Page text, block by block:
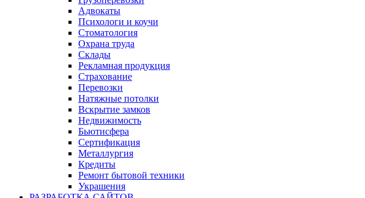
Адвокаты
Психологи и коучи
Стоматология
Охрана труда
Склады
Рекламная продукция
Страхование
Перевозки
Натяжные потолки
Вскрытие замков
Недвижимость
Бьютисфера
Сертификация
Металлургия
Кредиты
Ремонт бытовой техники
Украшения